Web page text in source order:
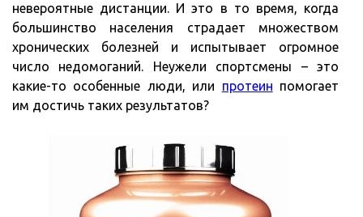
невероятные дистанции. И это в то время, когда
большинство населения страдает множеством
хронических болезней и испытывает огромное
число недомоганий. Неужели спортсмены – это
какие-то особенные люди, или протеин помогает
им достичь таких результатов?